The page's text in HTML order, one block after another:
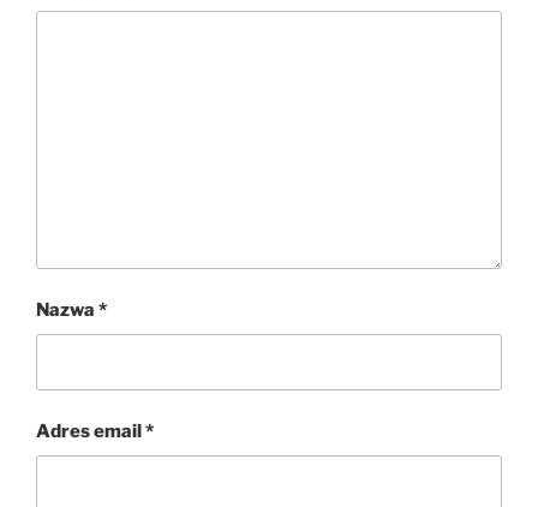
Nazwa *
Adres email*